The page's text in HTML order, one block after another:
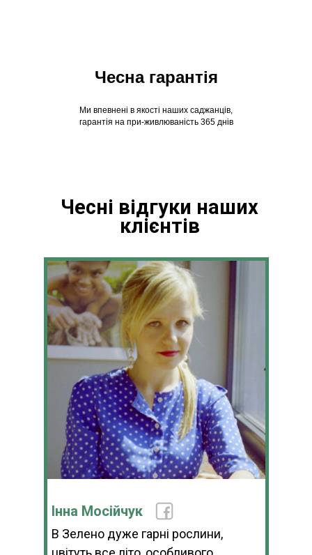
Ми впевнені в якості наших саджанців,
гарантія на при-живлюваність 365 днів
Чесна гарантія
Чесні відгуки наших
клієнтів
Інна Мосійчук
В Зелено дуже гарні рослини,